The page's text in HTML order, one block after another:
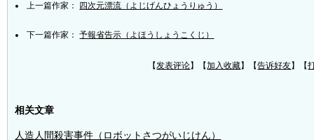
上一篇作家： 四次元漂流（よじげんひょうりゅう）
下一篇作家：予報省告示（よほうしょうこくじ）
【发表评论】【加入收藏】【告诉好友】【
相关文章
人造人間殺害事件（ロボットさつがいじけん）